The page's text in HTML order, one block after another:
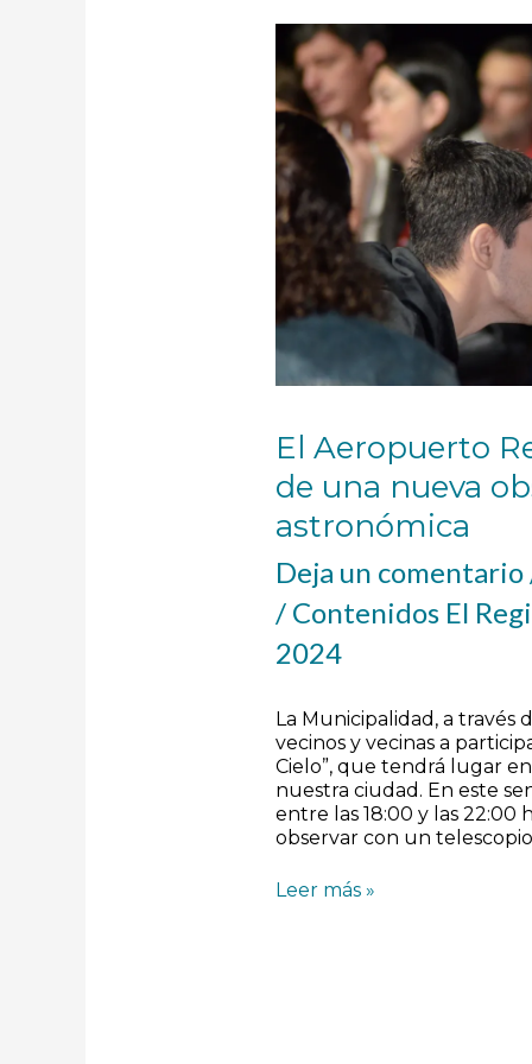
El Aeropuerto
de una nueva
astronómica
Deja un comentario
/ Contenidos El
2024
La Municipalidad, a través
vecinos y vecinas a
Cielo”, que tendrá lugar
nuestra ciudad. En este
entre las 18:00 y las 22:00
observar con un
Aeropuerto
Regional
será
sede
de
una
nueva
observación
astronómica
Leer más »